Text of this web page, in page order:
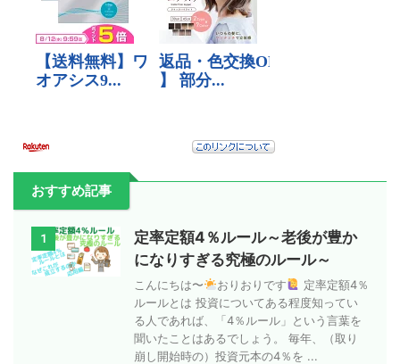
おすすめ記事
1
定率定額4％ルール～老後が豊か
になりすぎる究極のルール～
こんにちは〜 おりおりです
定率定額4％
ルールとは 投資についてある程度知ってい
る人であれば、「4％ルール」という言葉を
聞いたことはあるでしょう。 毎年、（取り
崩し開始時の）投資元本の4％を ...